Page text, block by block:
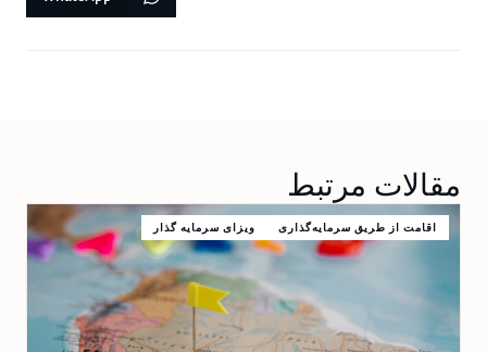
مقالات مرتبط
اقامت از طریق سرمایه‌گذاری ویزای سرمایه گذار